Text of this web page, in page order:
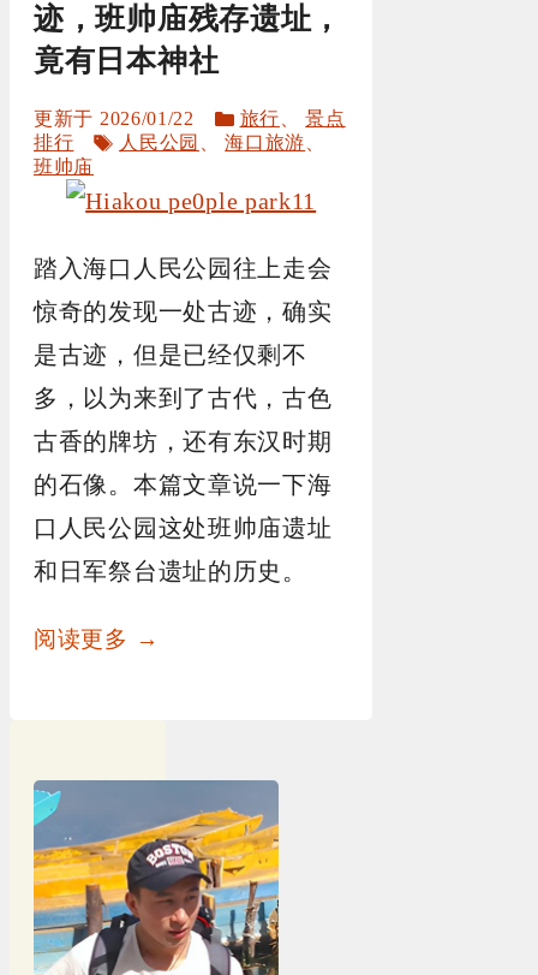
迹，班帅庙残存遗址，
竟有日本神社
2026/01/22
分
类
旅行 、景点
排行
标
人民公园 、海口旅游
班帅庙
踏入海口人民公园往上走会
惊奇的发现一处古迹，确实
是古迹，但是已经仅剩不
多，以为来到了古代，古色
古香的牌坊，还有东汉时期
的石像。本篇文章说一下海
口人民公园这处班帅庙遗址
和日军祭台遗址的历史。
阅读更多 →